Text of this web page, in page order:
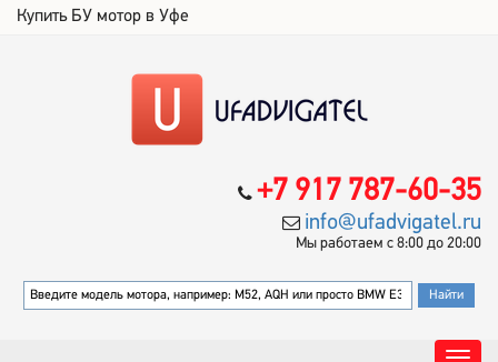
Купить БУ мотор в Уфе
+7 917 787-60-35
info@ufadvigatel.ru
Мы работаем с 8:00 до 20:00